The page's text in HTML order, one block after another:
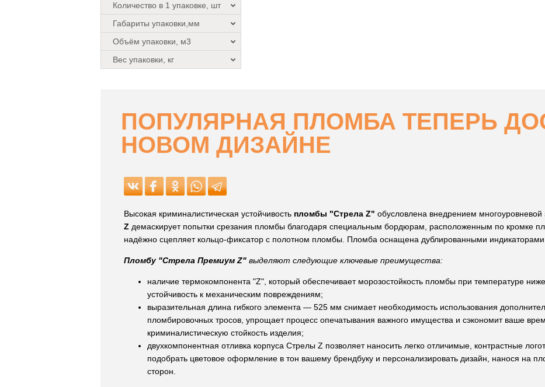
Количество в 1 упаковке, шт
Габариты упаковки,мм
Объём упаковки, м3
Вес упаковки, кг
ПОПУЛЯРНАЯ ПЛОМБА ТЕПЕРЬ
НОВОМ ДИЗАЙНЕ
Высокая криминалистическая устойчивость пломбы "Стрела Z" обусловлена внедрением многоуровневой
Z демаскирует попытки срезания пломбы благодаря специальным бордюрам, расположенным по кромке
надёжно сцепляет кольцо-фиксатор с полотном пломбы. Пломба оснащена дублированными
Пломбу "Стрела Премиум Z" выделяют следующие ключевые преимущества:
наличие термокомпонента "Z", который обеспечивает морозостойкость пломбы при температуре
устойчивость к механическим повреждениям;
выразительная длина гибкого элемента — 525 мм снимает необходимость использования
пломбировочных тросов, упрощает процесс опечатывания важного имущества и сэкономит ваше
криминалистическую стойкость изделия;
двухкомпонентная отливка корпуса Стрелы Z позволяет наносить легко отличимые, контрастные
подобрать цветовое оформление в тон вашему брендбуку и персонализировать дизайн, нанося на
сторон.